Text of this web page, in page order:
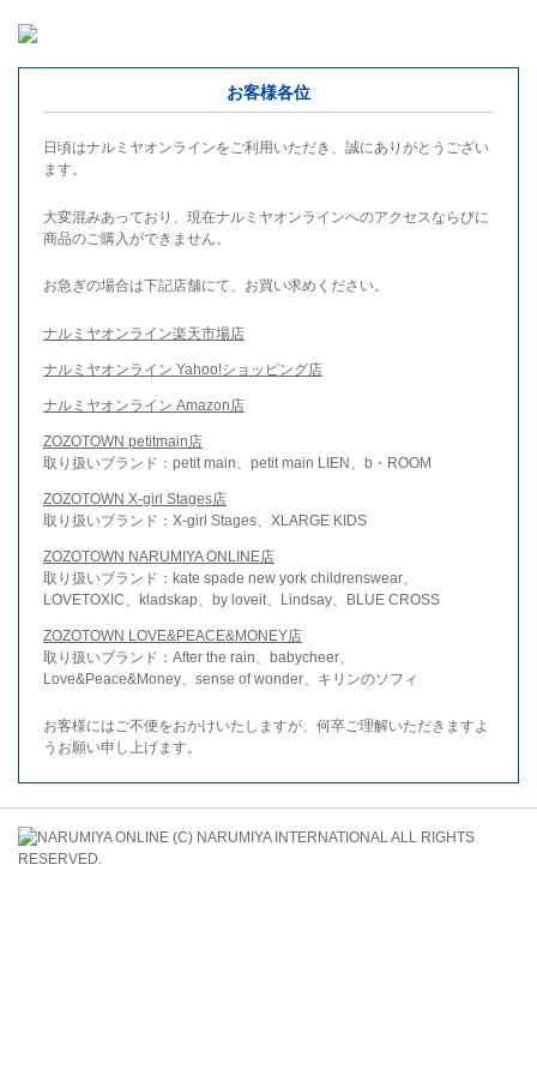
お客様各位
日頃はナルミヤオンラインをご利用いただき、誠にありがとうござい
ます。
大変混みあっており、現在ナルミヤオンラインへのアクセスならびに
商品のご購入ができません。
お急ぎの場合は下記店舗にて、お買い求めください。
ナルミヤオンライン楽天市場店
ナルミヤオンライン Yahoo!ショッピング店
ナルミヤオンライン Amazon店
ZOZOTOWN petitmain店
取り扱いブランド：petit main、petit main LIEN、b・ROOM
ZOZOTOWN X-girl Stages店
取り扱いブランド：X-girl Stages、XLARGE KIDS
ZOZOTOWN NARUMIYA ONLINE店
取り扱いブランド：kate spade new york childrenswear、
LOVETOXIC、kladskap、by loveit、Lindsay、BLUE CROSS
ZOZOTOWN LOVE&PEACE&MONEY店
取り扱いブランド：After the rain、babycheer、
Love&Peace&Money、sense of wonder、キリンのソフィ
お客様にはご不便をおかけいたしますが、何卒ご理解いただきますよ
うお願い申し上げます。